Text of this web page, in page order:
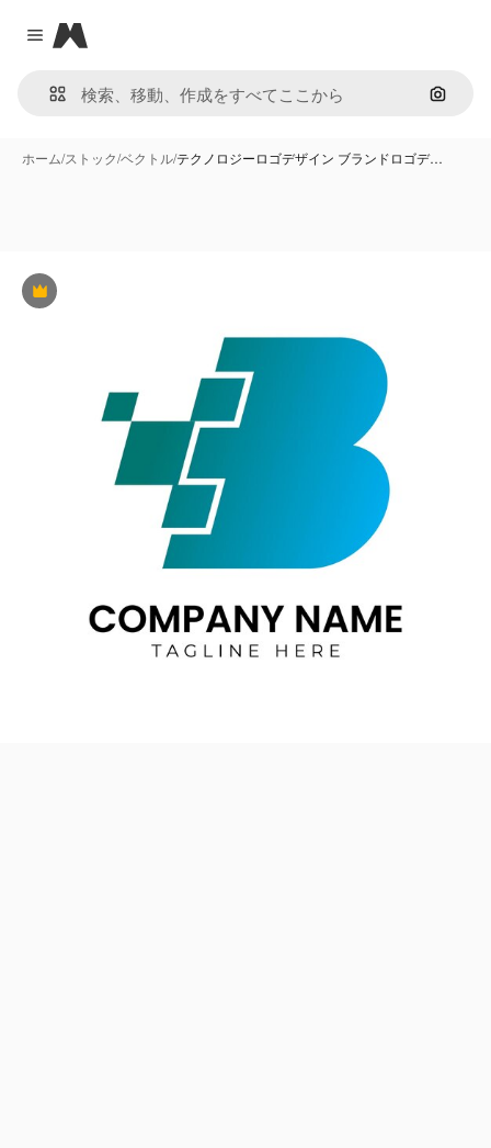
Close menu
Magnific
画像で
ホーム/ストック/ベクトル/テクノロジーロゴデザイン ブランドロゴデ…
Premium